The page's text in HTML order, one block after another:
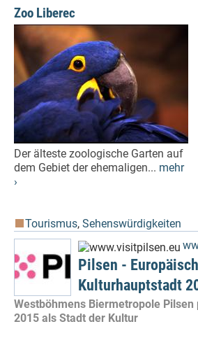
Zoo Liberec
Der älteste zoologische Garten auf
dem Gebiet der ehemaligen... mehr
›
Tourismus Sehenswürdigkeiten
Pilsen -
Kulturhauptstadt
Westböhmens Biermetropole Pilsen
2015 als Stadt der Kultur